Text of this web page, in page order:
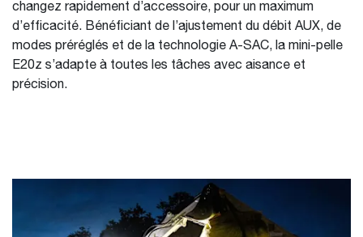
changez rapidement d’accessoire, pour un maximum
d’efficacité. Bénéficiant de l’ajustement du débit AUX, de
modes préréglés et de la technologie A-SAC, la mini-pelle
E20z s’adapte à toutes les tâches avec aisance et
précision.